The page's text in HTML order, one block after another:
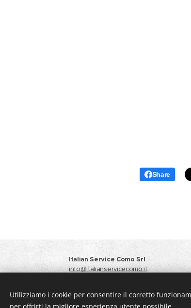
Share
Italian Service Como Srl
info@italianservicecomo.it
Privacy Policy
Utilizziamo i cookie per consentire il corretto